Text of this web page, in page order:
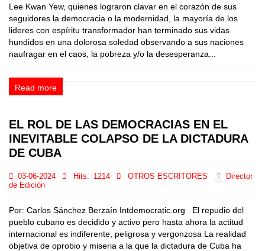
Lee Kwan Yew, quienes lograron clavar en el corazón de sus
seguidores la democracia o la modernidad, la mayoría de los
lideres con espíritu transformador han terminado sus vidas
hundidos en una dolorosa soledad observando a sus naciones
naufragar en el caos, la pobreza y/o la desesperanza...
Read more
EL ROL DE LAS DEMOCRACIAS EN EL
INEVITABLE COLAPSO DE LA DICTADURA
DE CUBA
03-06-2024 Hits: 1214 OTROS ESCRITORES
Director
de Edición
Por: Carlos Sánchez Berzaín Intdemocratic.org El repudio del
pueblo cubano es decidido y activo pero hasta ahora la actitud
internacional es indiferente, peligrosa y vergonzosa La realidad
objetiva de oprobio y miseria a la que la dictadura de Cuba ha